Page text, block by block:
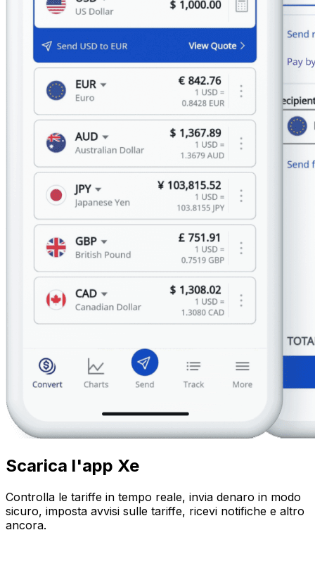
Scarica l'app Xe
Controlla le tariffe in tempo reale, invia denaro in modo
sicuro, imposta avvisi sulle tariffe, ricevi notifiche e altro
ancora.